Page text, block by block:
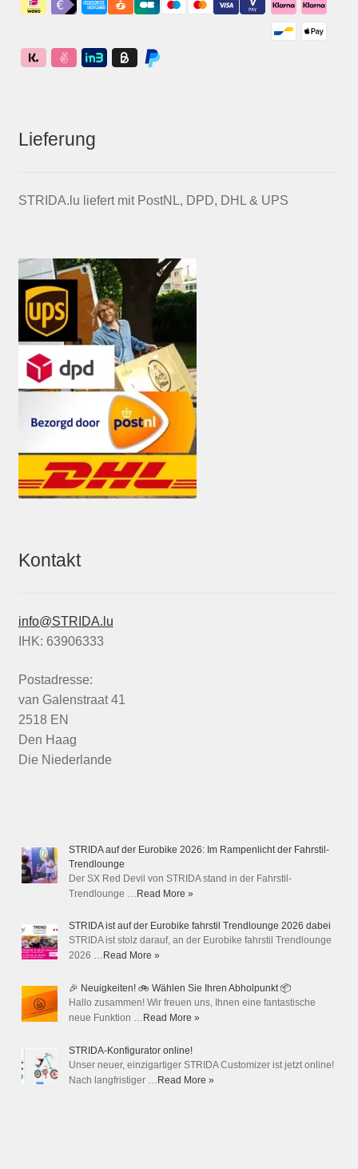
Lieferung
STRIDA.lu liefert mit PostNL, DPD, DHL & UPS
Kontakt
info@STRIDA.lu
IHK: 63906333
Postadresse:
van Galenstraat 41
2518 EN
Den Haag
Die Niederlande
STRIDA auf der Eurobike 2026: Im Rampenlicht der Fahrstil-
Trendlounge
Der SX Red Devil von STRIDA stand in der Fahrstil-
Trendlounge … Read More »
STRIDA ist auf der Eurobike fahrstil Trendlounge 2026 dabei
STRIDA ist stolz darauf, an der Eurobike fahrstil Trendlounge
2026 … Read More »
🎉 Neuigkeiten! 🚲 Wählen Sie Ihren Abholpunkt 📦
Hallo zusammen! Wir freuen uns, Ihnen eine fantastische
neue Funktion … Read More »
STRIDA-Konfigurator online!
Unser neuer, einzigartiger STRIDA Customizer ist jetzt online!
Nach langfristiger … Read More »